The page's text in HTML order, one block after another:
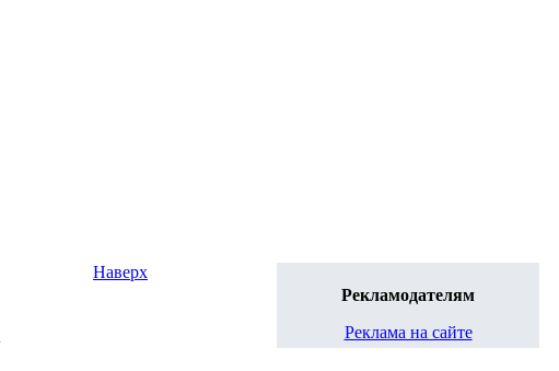
Рекламодателям
Реклама на сайте
Наверх